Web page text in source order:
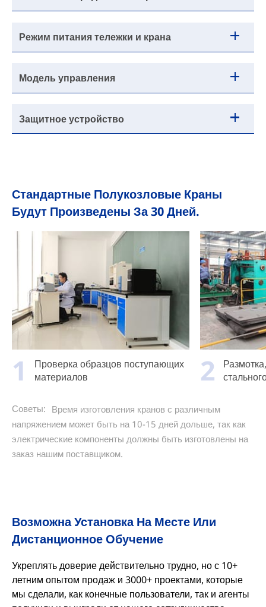
Режим питания тележки и крана
Модель управления
Защитное устройство
Стандартные Полукозловые Краны
Будут Произведены За 30 Дней.
1
Проверка образцов поступающих
материалов
2
Советы: Время изготовления кранов с различным
напряжением может быть на 10-15 дней дольше, так как
электрические компоненты должны быть изготовлены на
заказ нашим поставщиком.
Возможна Установка На Месте Или
Дистанционное Обучение
Укреплять доверие действительно трудно, но с 10+
летним опытом продаж и 3000+ проектами, которые
мы сделали, как конечные пользователи, так и агенты